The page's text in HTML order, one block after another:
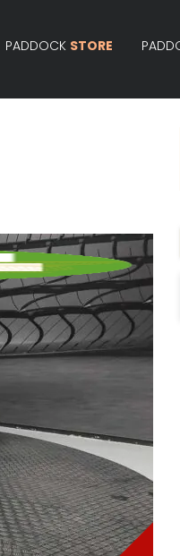
PADDOCK STORE